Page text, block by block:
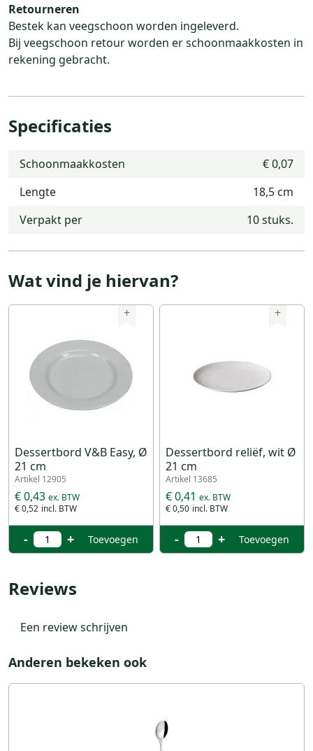
Retourneren
Bestek kan veegschoon worden ingeleverd.
Bij veegschoon retour worden er schoonmaakkosten in
rekening gebracht.
Specificaties
Schoonmaakkosten
€ 0,07
Lengte
18,5 cm
Verpakt per
10 stuks.
Wat vind je hiervan?
+
Dessertbord V&B Easy, Ø
21 cm
Artikel 12905
€ 0,52
€ 0,43
- + Toevoegen
+
Dessertbord reliëf, wit Ø
21 cm
Artikel 13685
€ 0,50
€ 0,41
- + Toevoegen
Reviews
Een review schrijven
Anderen bekeken ook